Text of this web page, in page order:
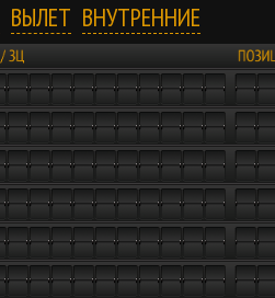
ВЫЛЕТ ВНУТРЕННИЕ